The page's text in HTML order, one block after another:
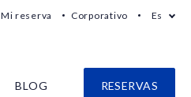
Mi reserva Corporativo Es
BLOG RESERVAS